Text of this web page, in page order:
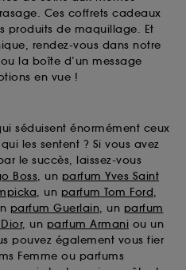
Ces coffrets cadeaux
produits de maquillage. Et
rendez-vous dans notre
la boîte d’un message
en vue !
séduisent énormément ceux
les sentent ? Si vous avez
le succès, laissez-vous
Boss, un parfum Yves Saint
, un parfum Tom Ford,
parfum Guerlain, un parfum
, un parfum Armani ou un
pouvez également vous fier
Femme ou parfums